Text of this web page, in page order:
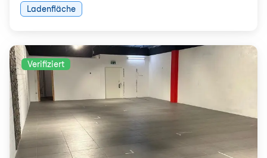
Ladenfläche
Verifiziert